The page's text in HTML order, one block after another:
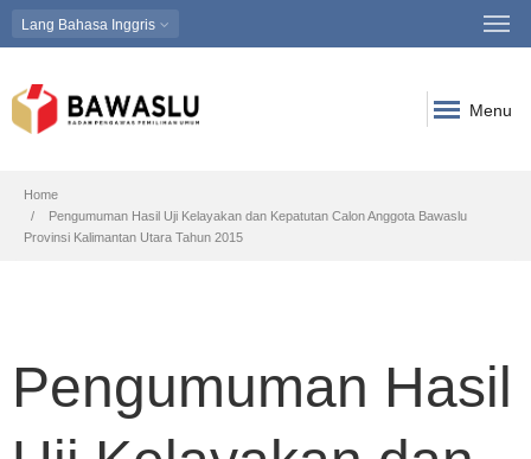
Lang Bahasa Inggris
Menu
Breadcrumb
Home
Pengumuman Hasil Uji Kelayakan dan Kepatutan Calon Anggota Bawaslu
Provinsi Kalimantan Utara Tahun 2015
Pengumuman Hasil